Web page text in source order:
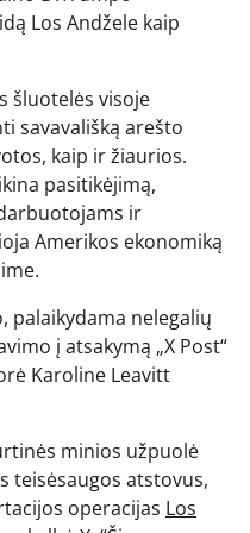
Los Andžele kaip
šluotelės visoje
savavališką arešto
kaip ir žiaurios.
pasitikėjimą,
ir
Amerikos ekonomiką
palaikydama nelegalių
į atsakymą „X Post“
Karoline Leavitt
minios užpuolė
teisėsaugos atstovus,
operacijas Los